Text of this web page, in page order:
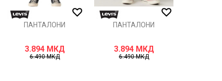
ИСПРАТИ
ПАНТАЛОНИ
3.894 МКД
6.490МКД
ПАНТАЛОНИ
3.894 МКД
6.490МКД